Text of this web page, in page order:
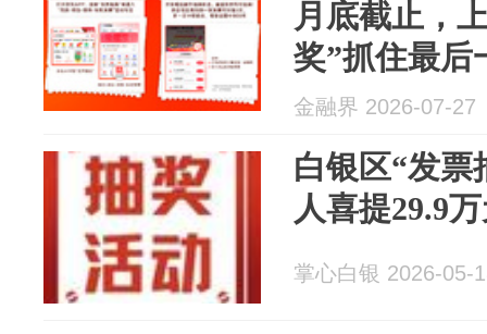
月底截止，
奖”抓住最后
金融界 2026-07-27
白银区“发票
人喜提29.9
掌心白银 2026-05-